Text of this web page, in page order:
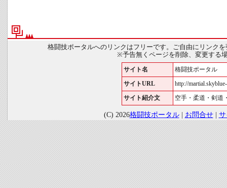
格闘技ポータルへのリンクはフリーです。ご自由にリンク
※予告無くページを削除、変更する
サイト名 格闘技ポータル
サイトURL http://
サイト紹介文 空手・柔道・剣道
(C) 2026格闘技ポータル| お問合せ|